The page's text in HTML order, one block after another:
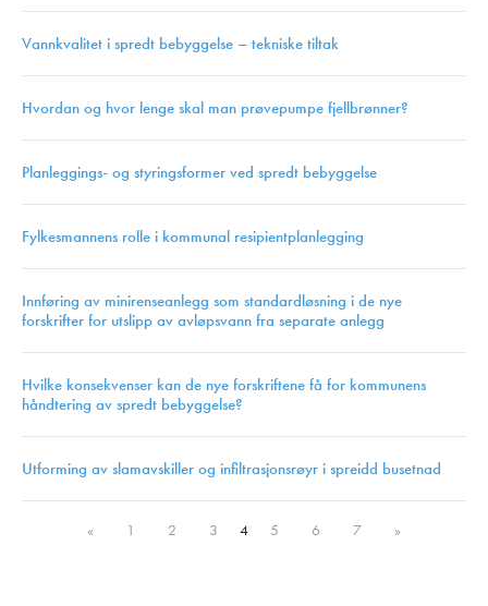
Vannkvalitet i spredt bebyggelse – tekniske tiltak
Hvordan og hvor lenge skal man prøvepumpe fjellbrønner?
Planleggings- og styringsformer ved spredt bebyggelse
Fylkesmannens rolle i kommunal resipientplanlegging
Innføring av minirenseanlegg som standardløsning i de nye
forskrifter for utslipp av avløpsvann fra separate anlegg
Hvilke konsekvenser kan de nye forskriftene få for kommunens
håndtering av spredt bebyggelse?
Utforming av slamavskiller og infiltrasjonsrøyr i spreidd busetnad
« 1 2 3 4 5 6 7 »